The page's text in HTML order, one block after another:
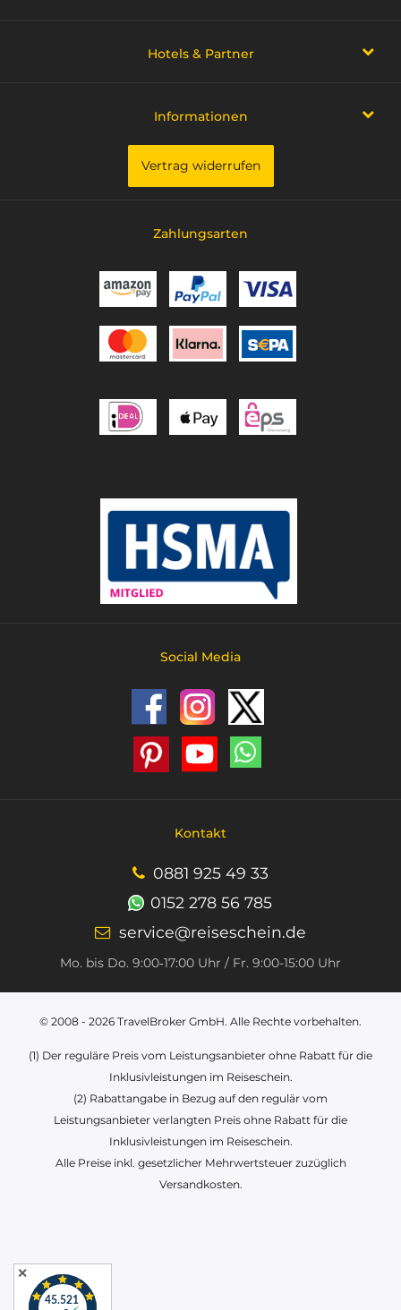
Hotels & Partner
Informationen
Vertrag widerrufen
Zahlungsarten
Social Media
Kontakt
0881 925 49 33
0152 278 56 785
service@reiseschein.de
Mo. bis Do. 9:00‑17:00 Uhr / Fr. 9:00-15:00 Uhr
© 2008 - 2026 TravelBroker GmbH. Alle Rechte vorbehalten.
(1) Der reguläre Preis vom Leistungsanbieter ohne Rabatt für die
Inklusivleistungen im Reiseschein.
(2) Rabattangabe in Bezug auf den regulär vom
Leistungsanbieter verlangten Preis ohne Rabatt für die
Inklusivleistungen im Reiseschein.
Alle Preise inkl. gesetzlicher Mehrwertsteuer zuzüglich
Versandkosten.
✕